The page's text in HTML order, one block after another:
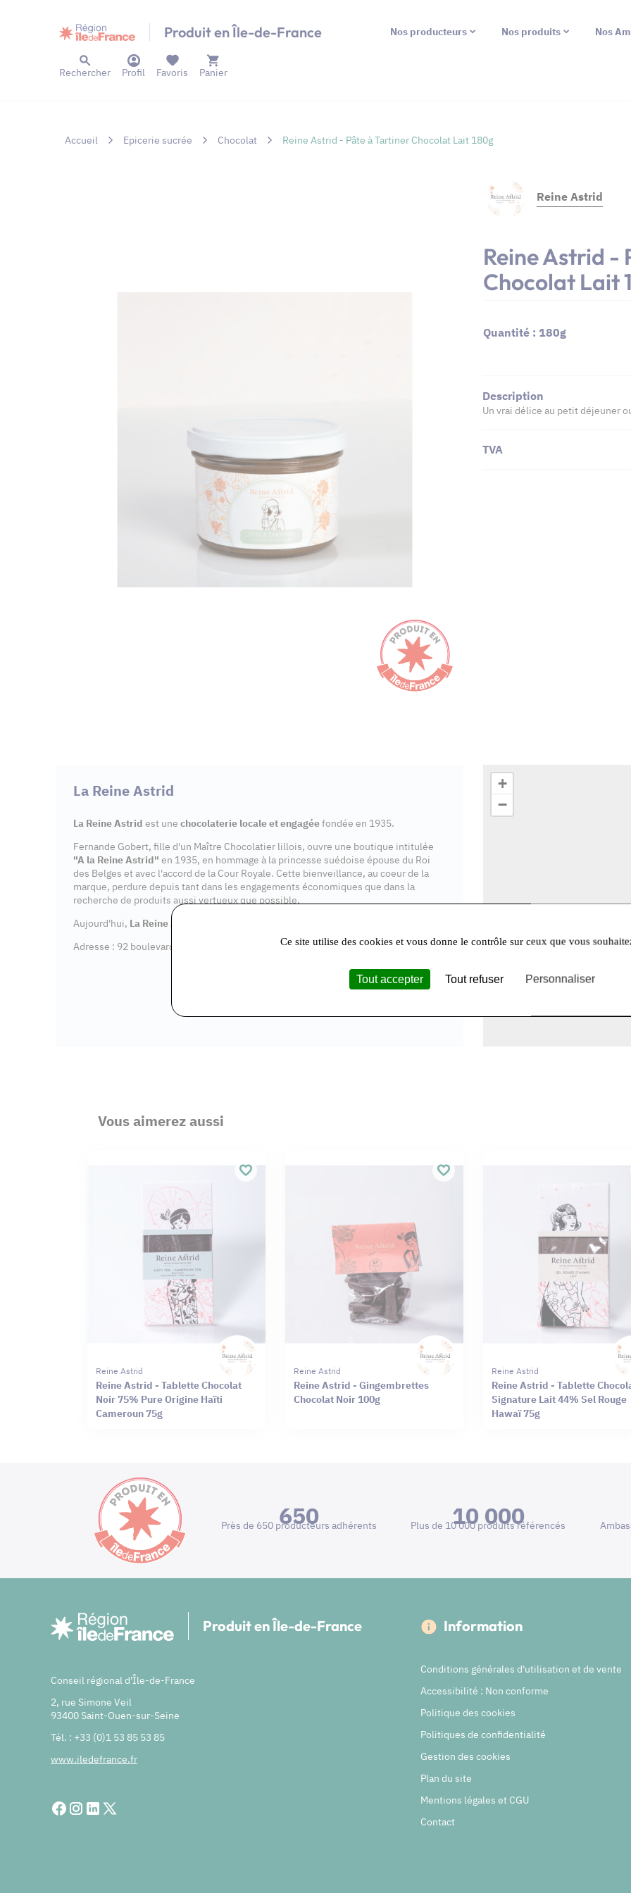
Produit en Île-de-France Nos producteurs Nos produits Nos
Rechercher Profil Panier
Favoris
Accueil Epicerie sucrée Chocolat Reine Astrid - Pâte à Tartiner Chocolat Lait 180g
Reine Astrid
Reine Astrid -
Chocolat Lait
Quantité : 180g
Description
Un vrai délice au petit déjeuner
TVA
La Reine Astrid
La Reine Astrid est une chocolaterie locale et engagéefondée en 1935.
Fernande Gobert, fille d'un Maître Chocolatier lillois, ouvre une boutique intitulée
"A la Reine Astrid" en 1935, en hommage à la princesse suédoise épouse du Roi
des Belges et avec l'accord de la Cour Royale. Cette bienveillance, au coeur de la
marque, perdure depuis tant dans les engagements économiques que dans la
recherche de produits aussi vertueux que possible.
Aujourd'hui, La Reine Astrid
Adresse : 92 boulevard Aristide Briand, 91600 Savigny
+
−
Vous aimerez aussi
Reine Astrid
Reine Astrid - Tablette Chocolat
Noir 75% Pure Origine Haïti
Cameroun 75g
Reine Astrid
Reine Astrid - Gingembrettes
Chocolat Noir 100g
Reine Astrid
Reine Astrid - Tablette
Signature Lait 44% Sel Rouge
Hawaï 75g
650
Près de 650 producteurs adhérents 10 000
Plus de 10 000 produits référencés
Produit en Île-de-France
Conseil régional d'Île-de-France
2, rue Simone Veil
93400 Saint-Ouen-sur-Seine
Tél. : +33 (0)1 53 85 53 85
www.iledefrance.fr
Information
Conditions générales d'utilisation et de vente
Accessibilité : Non conforme
Politique des cookies
Politiques de confidentialité
Gestion des cookies
Plan du site
Mentions légales et CGU
Contact
Ce site utilise des cookies et vous donne le contrôle sur ceux que vous
Tout accepter Tout refuser Personnaliser